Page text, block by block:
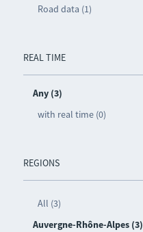
Road data (1)
REAL TIME
Any (3)
with real time (0)
REGIONS
All (3)
Auvergne-Rhône-Alpes (3)